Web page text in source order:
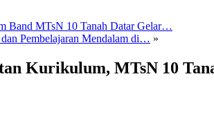
Band MTsN 10 Tanah Datar Gelar…
Pembelajaran Mendalam di… »
Kurikulum, MTsN 10